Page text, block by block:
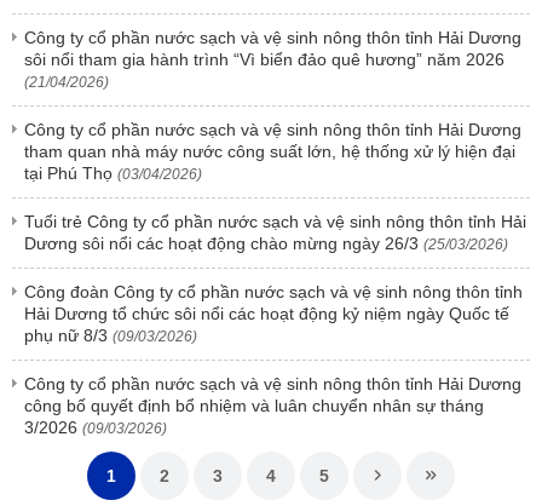
Công ty cổ phần nước sạch và vệ sinh nông thôn tỉnh Hải Dương
sôi nổi tham gia hành trình “Vì biển đảo quê hương” năm 2026
(21/04/2026)
Công ty cổ phần nước sạch và vệ sinh nông thôn tỉnh Hải Dương
tham quan nhà máy nước công suất lớn, hệ thống xử lý hiện đại
tại Phú Thọ (03/04/2026)
Tuổi trẻ Công ty cổ phần nước sạch và vệ sinh nông thôn tỉnh Hải
Dương sôi nổi các hoạt động chào mừng ngày 26/3 (25/03/2026)
Công đoàn Công ty cổ phần nước sạch và vệ sinh nông thôn tỉnh
Hải Dương tổ chức sôi nổi các hoạt động kỷ niệm ngày Quốc tế
phụ nữ 8/3 (09/03/2026)
Công ty cổ phần nước sạch và vệ sinh nông thôn tỉnh Hải Dương
công bố quyết định bổ nhiệm và luân chuyển nhân sự tháng
3/2026 (09/03/2026)
1 2 3 4 5